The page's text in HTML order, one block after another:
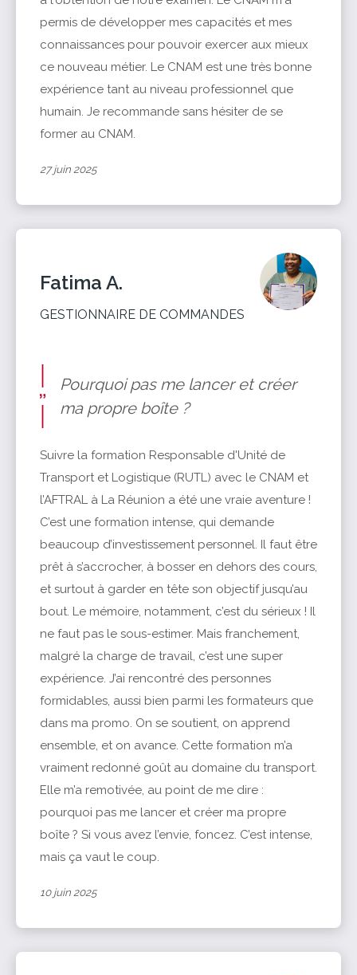
permis de développer mes capacités et mes
connaissances pour pouvoir exercer aux mieux
ce nouveau métier. Le CNAM est une très bonne
expérience tant au niveau professionnel que
humain. Je recommande sans hésiter de se
former au CNAM.
27 juin 2025
Fatima A.
GESTIONNAIRE DE COMMANDES
Pourquoi pas me lancer et créer
ma propre boîte ?
Suivre la formation Responsable d'Unité de
Transport et Logistique (RUTL) avec le CNAM et
l’AFTRAL à La Réunion a été une vraie aventure !
C’est une formation intense, qui demande
beaucoup d’investissement personnel. Il faut être
prêt à s’accrocher, à bosser en dehors des cours,
et surtout à garder en tête son objectif jusqu’au
bout. Le mémoire, notamment, c’est du sérieux ! Il
ne faut pas le sous-estimer. Mais franchement,
malgré la charge de travail, c’est une super
expérience. J’ai rencontré des personnes
formidables, aussi bien parmi les formateurs que
dans ma promo. On se soutient, on apprend
ensemble, et on avance. Cette formation m’a
vraiment redonné goût au domaine du transport.
Elle m’a remotivée, au point de me dire :
pourquoi pas me lancer et créer ma propre
boîte ? Si vous avez l’envie, foncez. C’est intense,
mais ça vaut le coup.
10 juin 2025